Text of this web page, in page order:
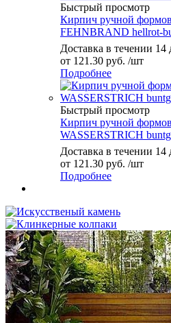
Быстрый просмотр
Кирпич ручной
FEHNBRAND hellrot-
Доставка в течении 14
от 121.30 руб. /шт
Подробнее
Быстрый просмотр
Кирпич ручной
WASSERSTRICH
Доставка в течении 14
от 121.30 руб. /шт
Подробнее